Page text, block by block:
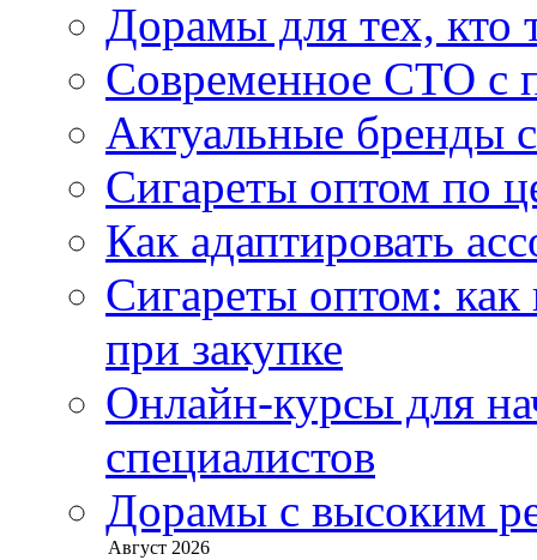
Дорамы для тех, кто
Современное СТО с
Актуальные бренды
Сигареты оптом по
Как адаптировать
Сигареты оптом:
при закупке
Онлайн-курсы для
специалистов
Дорамы с высоким
Август 2026